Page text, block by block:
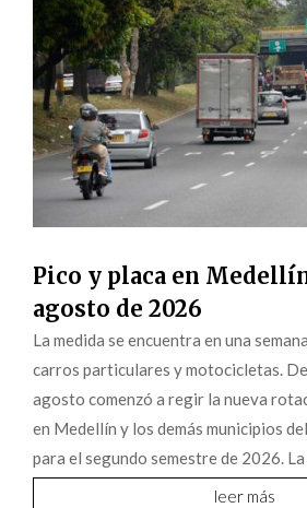
Pico y placa en
agosto de 2026
La medida se encuentra en una
carros particulares y motocicletas.
agosto comenzó a regir la nueva
en Medellín y los demás municipios
para el segundo semestre de 2026. La
leer más